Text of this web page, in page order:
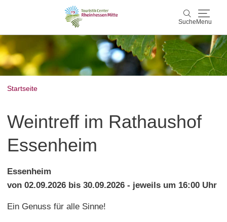
Suche Menu
Suche
Rheinhessen Mitte
Karte
KarteRheinhessen Blog
Startseite
Weintreff im Rathaushof
Essenheim
Essenheim
von 02.09.2026 bis 30.09.2026 - jeweils um 16:00 Uhr
Ein Genuss für alle Sinne!